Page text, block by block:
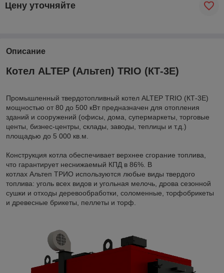
Цену уточняйте
Описание
Котел ALTEP (Альтеп) TRIO (КТ-3Е)
Промышленный твердотопливный котел ALTEP TRIO (КТ-3Е)
мощностью от 80 до 500 кВт предназначен для отопления
зданий и сооружений (офисы, дома, супермаркеты, торговые
центы, бизнес-центры, склады, заводы, теплицы и т.д.)
площадью до 5 000 кв.м.
Конструкция котла обеспечивает верхнее сгорание топлива,
что гарантирует неснижаемый КПД в 86%. В
котлах Альтеп ТРИО используются любые виды твердого
топлива: уголь всех видов и угольная мелочь, дрова сезонной
сушки и отходы деревообработки, соломенные, торфобрикеты
и древесные брикеты, пеллеты и торф.